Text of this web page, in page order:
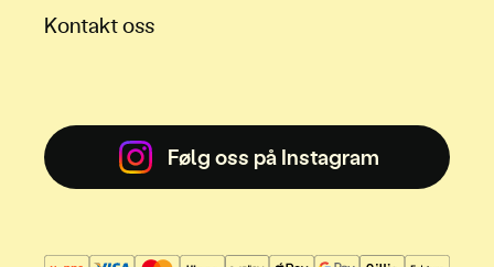
Kontakt oss
Følg oss på Instagram